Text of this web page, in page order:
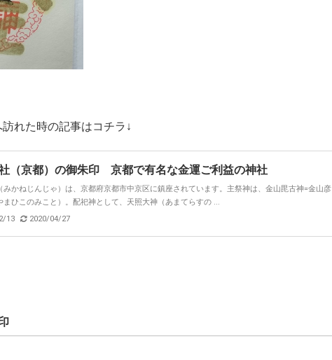
れた時の記事はコチラ↓
（京都）の御朱印 京都で有名な金運ご利益の神社
みかねじんじゃ）は、京都府京都市中京区に鎮座されています。主祭神は、金山毘古神=金山彦
まひこのみこと）。配祀神として、天照大神（あまてらすの ...
13
2020/04/27